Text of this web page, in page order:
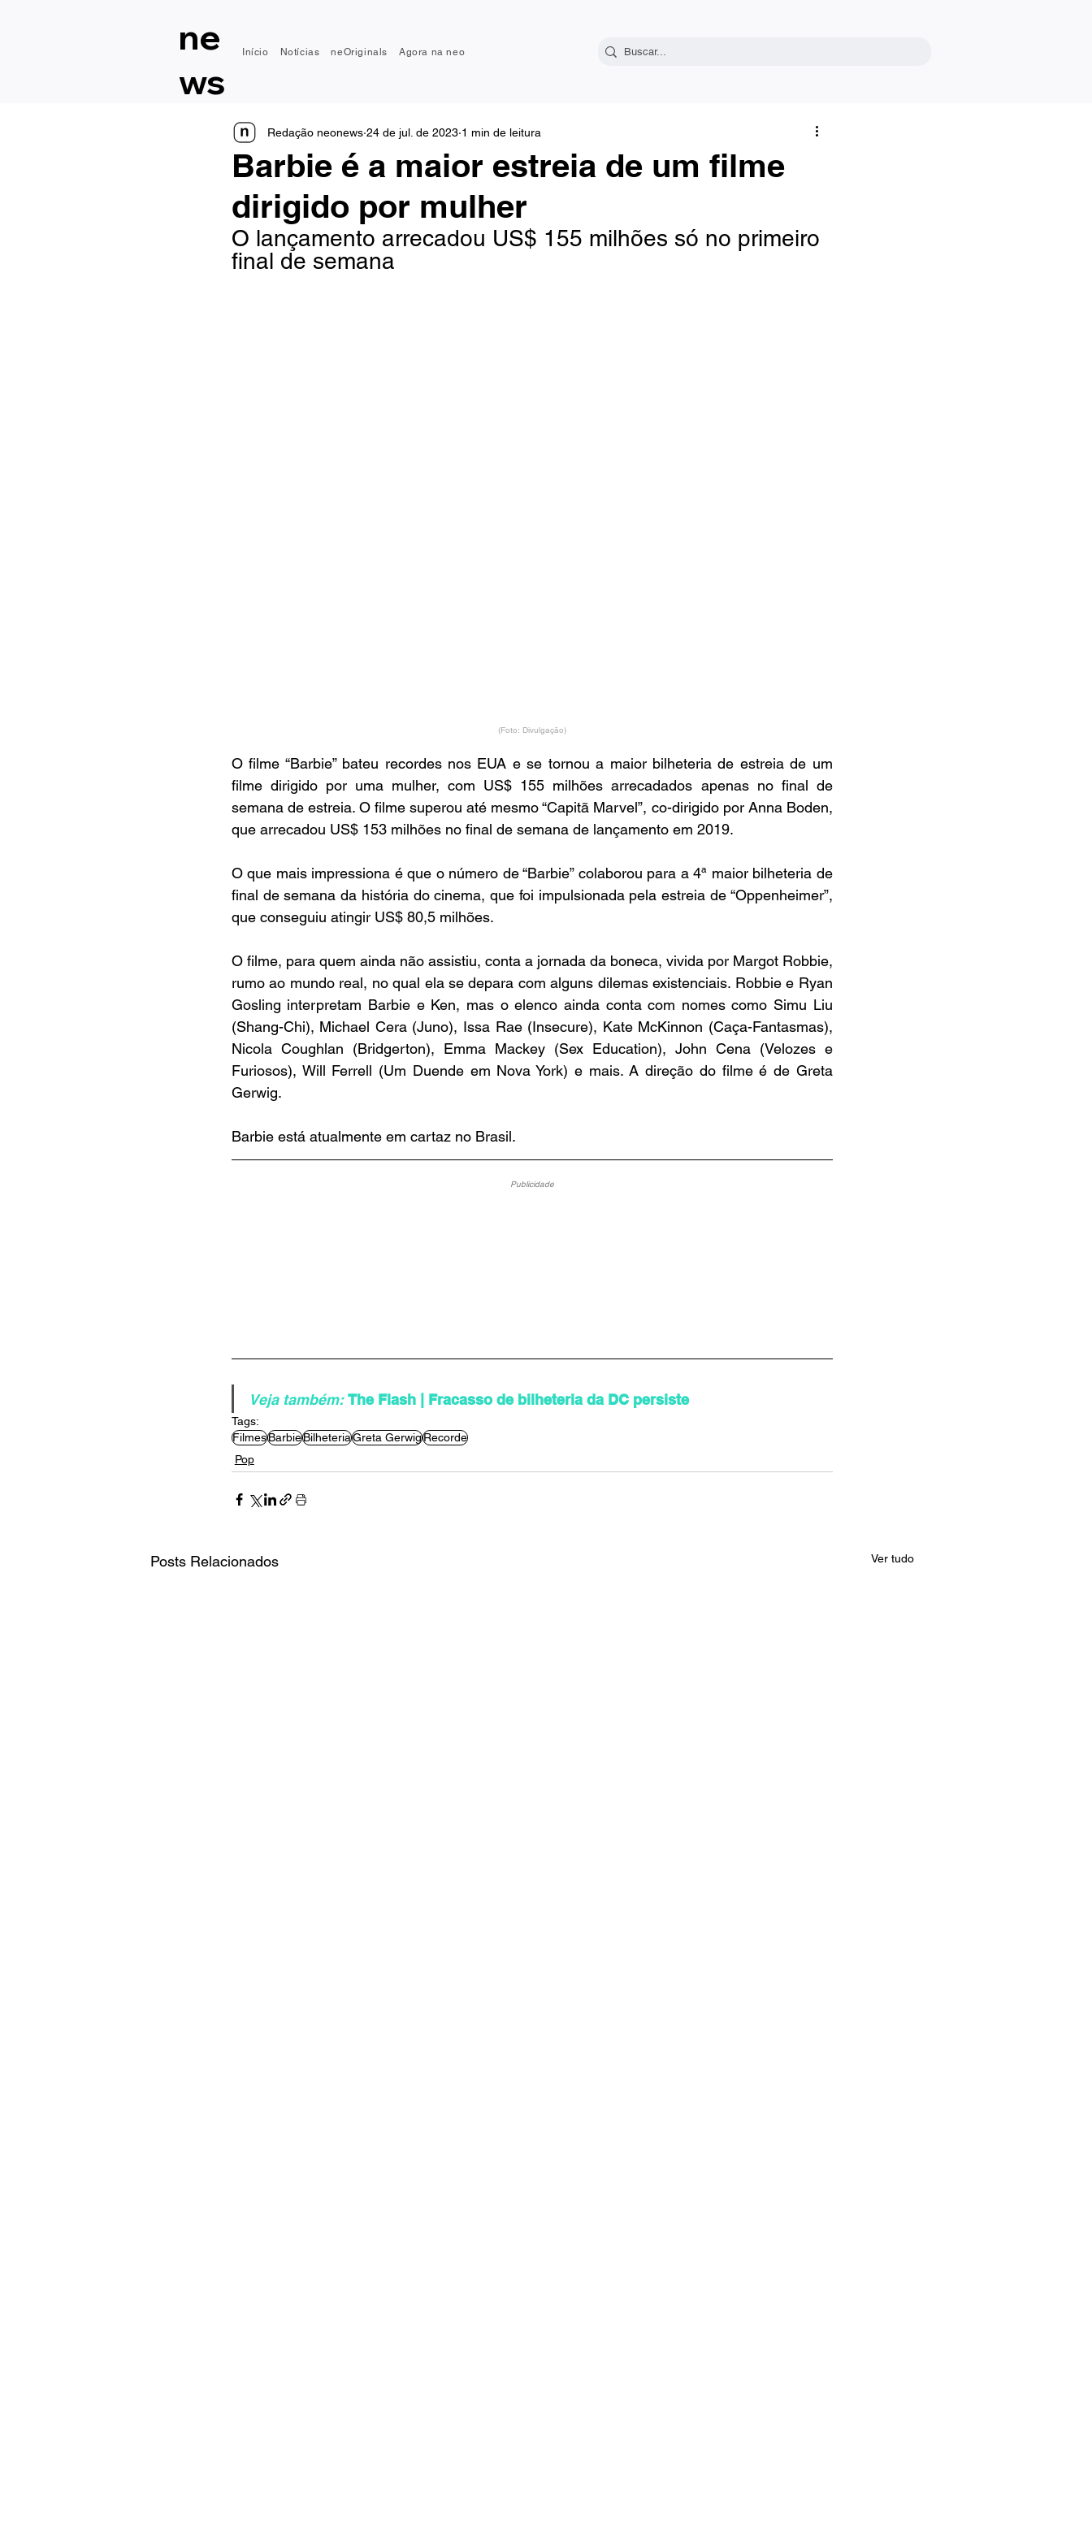
ne
ws
Início Notícias neOriginals Agora na neo
Barbie é a maior estreia de um filme
dirigido por mulher
Redação neonews 24 de jul. de 2023 1 min de leitura
O lançamento arrecadou US$ 155 milhões só no primeiro
final de semana
(Foto: Divulgação)
O filme “Barbie” bateu recordes nos EUA e se tornou a maior bilheteria de estreia de um
filme dirigido por uma mulher, com US$ 155 milhões arrecadados apenas no final de
semana de estreia. O filme superou até mesmo “Capitã Marvel”, co-dirigido por Anna Boden,
que arrecadou US$ 153 milhões no final de semana de lançamento em 2019.
O que mais impressiona é que o número de “Barbie” colaborou para a 4ª maior bilheteria de
final de semana da história do cinema, que foi impulsionada pela estreia de “Oppenheimer”,
que conseguiu atingir US$ 80,5 milhões.
O filme, para quem ainda não assistiu, conta a jornada da boneca, vivida por Margot Robbie,
rumo ao mundo real, no qual ela se depara com alguns dilemas existenciais. Robbie e Ryan
Gosling interpretam Barbie e Ken, mas o elenco ainda conta com nomes como Simu Liu
(Shang-Chi), Michael Cera (Juno), Issa Rae (Insecure), Kate McKinnon (Caça-Fantasmas),
Nicola Coughlan (Bridgerton), Emma Mackey (Sex Education), John Cena (Velozes e
Furiosos), Will Ferrell (Um Duende em Nova York) e mais. A direção do filme é de Greta
Gerwig.
Barbie está atualmente em cartaz no Brasil.
Publicidade
Veja também: The Flash | Fracasso de bilheteria da DC persiste
Tags:
FilmesBarbieBilheteriaGreta GerwigRecorde
Pop
Posts Relacionados Ver tudo